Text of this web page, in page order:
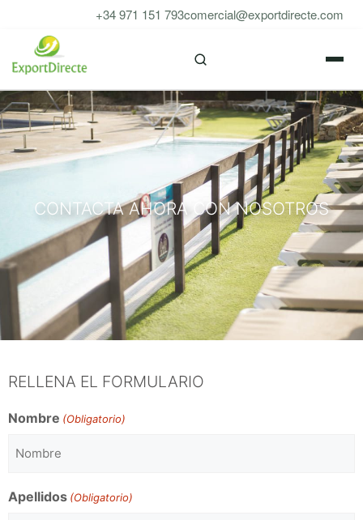
contenido
+34 971 151 793comercial@exportdirecte.com
CONTACTA AHORA CON NOSOTROS
RELLENA EL FORMULARIO
Nombre (Obligatorio)
Apellidos (Obligatorio)